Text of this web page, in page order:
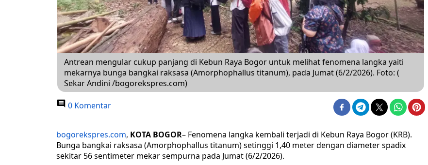
Antrean mengular cukup panjang di Kebun Raya Bogor untuk melihat fenomena langka yaiti
mekarnya bunga bangkai raksasa (Amorphophallus titanum), pada Jumat (6/2/2026). Foto: (
Sekar Andini /bogorekspres.com)
0 Komentar
bogorekspres.com, KOTA BOGOR– Fenomena langka kembali terjadi di Kebun Raya Bogor (KRB).
Bunga bangkai raksasa (Amorphophallus titanum) setinggi 1,40 meter dengan diameter spadix
sekitar 56 sentimeter mekar sempurna pada Jumat (6/2/2026).